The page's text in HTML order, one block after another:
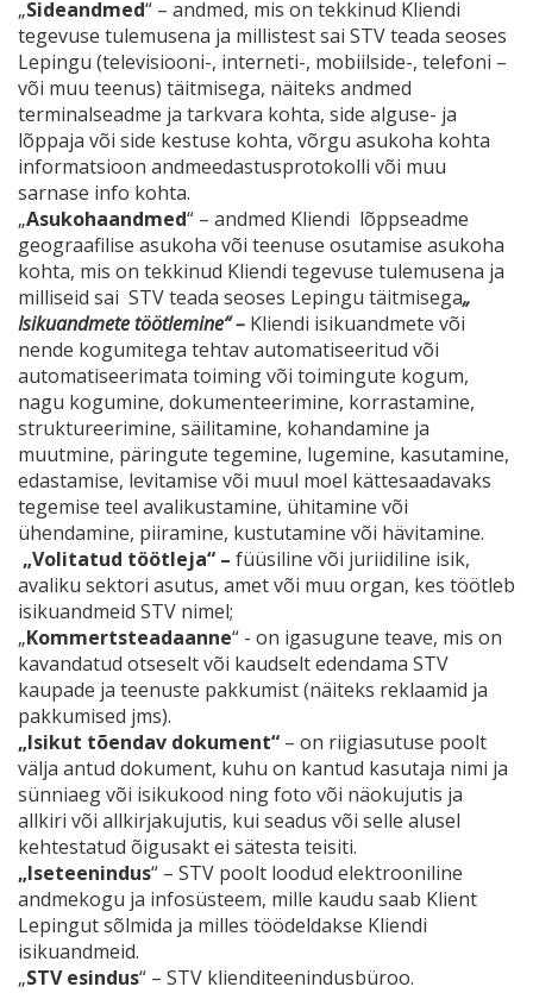
„Sideandmed“ – andmed, mis on tekkinud Kliendi
tegevuse tulemusena ja millistest sai STV teada seoses
Lepingu (televisiooni-, interneti-, mobiilside-, telefoni –
või muu teenus) täitmisega, näiteks andmed
terminalseadme ja tarkvara kohta, side alguse- ja
lõppaja või side kestuse kohta, võrgu asukoha kohta
informatsioon andmeedastusprotokolli või muu
sarnase info kohta.
„Asukohaandmed“ – andmed Kliendi lõppseadme
geograafilise asukoha või teenuse osutamise asukoha
kohta, mis on tekkinud Kliendi tegevuse tulemusena ja
milliseid sai STV teada seoses Lepingu täitmisega„
Isikuandmete töötlemine“ – Kliendi isikuandmete või
nende kogumitega tehtav automatiseeritud või
automatiseerimata toiming või toimingute kogum,
nagu kogumine, dokumenteerimine, korrastamine,
struktureerimine, säilitamine, kohandamine ja
muutmine, päringute tegemine, lugemine, kasutamine,
edastamise, levitamise või muul moel kättesaadavaks
tegemise teel avalikustamine, ühitamine või
ühendamine, piiramine, kustutamine või hävitamine.
„Volitatud töötleja“ – füüsiline või juriidiline isik,
avaliku sektori asutus, amet või muu organ, kes töötleb
isikuandmeid STV nimel;
„Kommertsteadaanne“ - on igasugune teave, mis on
kavandatud otseselt või kaudselt edendama STV
kaupade ja teenuste pakkumist (näiteks reklaamid ja
pakkumised jms).
„Isikut tõendav dokument“ – on riigiasutuse poolt
välja antud dokument, kuhu on kantud kasutaja nimi ja
sünniaeg või isikukood ning foto või näokujutis ja
allkiri või allkirjakujutis, kui seadus või selle alusel
kehtestatud õigusakt ei sätesta teisiti.
„Iseteenindus“ – STV poolt loodud elektrooniline
andmekogu ja infosüsteem, mille kaudu saab Klient
Lepingut sõlmida ja milles töödeldakse Kliendi
isikuandmeid.
„STV esindus“ – STV klienditeenindusbüroo.